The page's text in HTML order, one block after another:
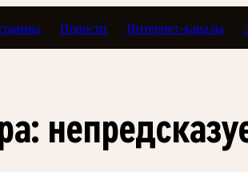
Новости Интернет-каналы
вернулась